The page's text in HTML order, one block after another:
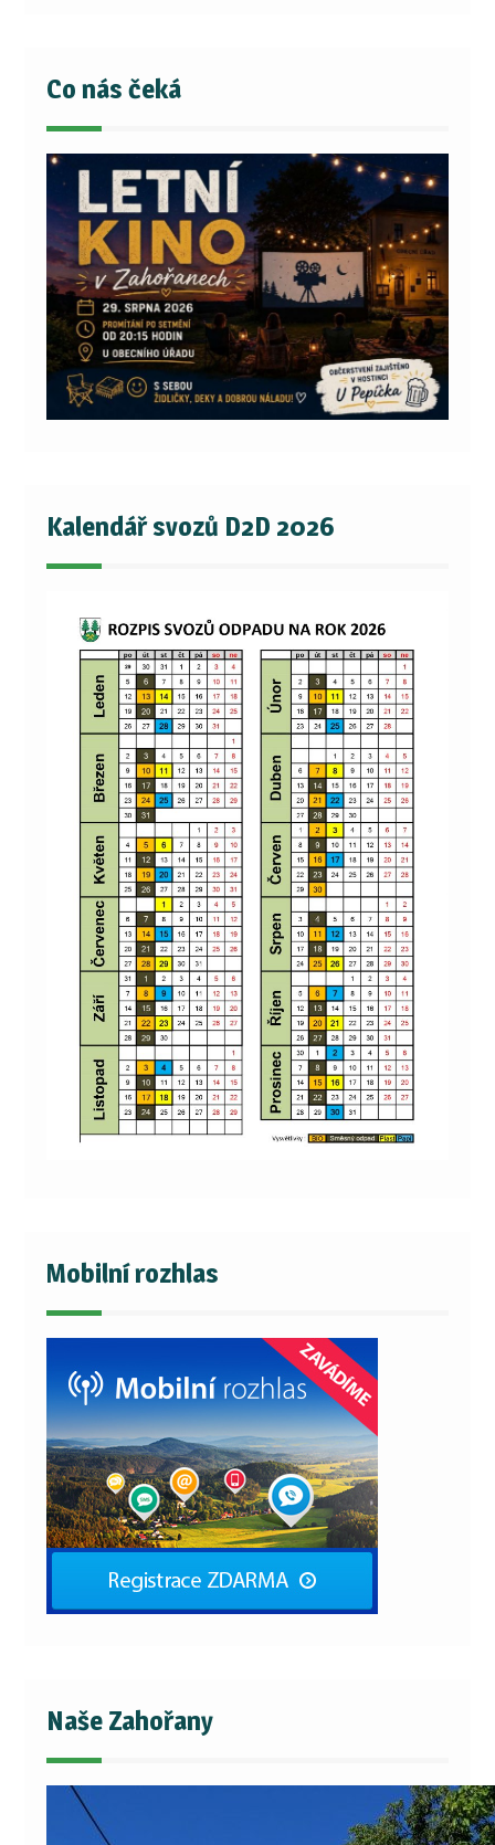
Co nás čeká
Kalendář svozů D2D 2026
Mobilní rozhlas
Naše Zahořany